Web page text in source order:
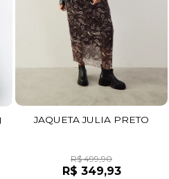
JAQUETA JULIA PRETO
R$ 499,90
R$ 349,93